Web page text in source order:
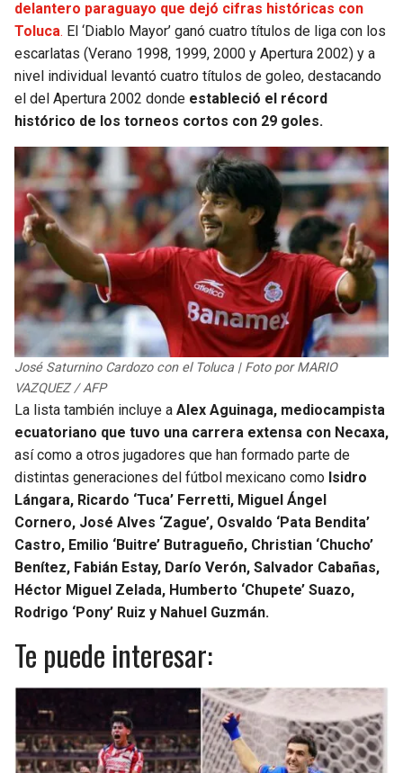
delantero paraguayo que dejó cifras históricas con
Toluca. El ‘Diablo Mayor’ ganó cuatro títulos de liga con los
escarlatas (Verano 1998, 1999, 2000 y Apertura 2002) y a
nivel individual levantó cuatro títulos de goleo, destacando
el del Apertura 2002 donde estableció el récord
histórico de los torneos cortos con 29 goles.
José Saturnino Cardozo con el Toluca | Foto por MARIO
VAZQUEZ / AFP
La lista también incluye a Alex Aguinaga, mediocampista
ecuatoriano que tuvo una carrera extensa con Necaxa,
así como a otros jugadores que han formado parte de
distintas generaciones del fútbol mexicano como Isidro
Lángara, Ricardo ‘Tuca’ Ferretti, Miguel Ángel
Cornero, José Alves ‘Zague’, Osvaldo ‘Pata Bendita’
Castro, Emilio ‘Buitre’ Butragueño, Christian ‘Chucho’
Benítez, Fabián Estay, Darío Verón, Salvador Cabañas,
Héctor Miguel Zelada, Humberto ‘Chupete’ Suazo,
Rodrigo ‘Pony’ Ruiz y Nahuel Guzmán.
Te puede interesar: